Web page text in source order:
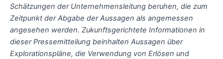
Schätzungen der Unternehmensleitung beruhen, die zum
Zeitpunkt der Abgabe der Aussagen als angemessen
angesehen werden. Zukunftsgerichtete Informationen in
dieser Pressemitteilung beinhalten Aussagen über
Explorationspläne, die Verwendung von Erlösen und